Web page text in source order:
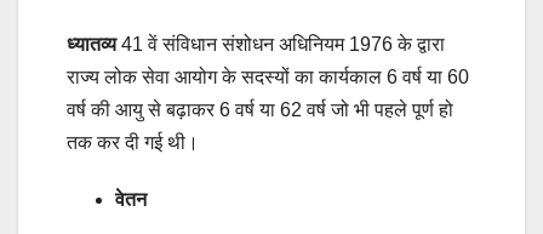
ध्यातव्य41 वें संविधान संशोधन अधिनियम 1976 के द्वारा
राज्य लोक सेवा आयोग के सदस्यों का कार्यकाल 6 वर्ष या 60
वर्ष की आयु से बढ़ाकर 6 वर्ष या 62 वर्ष जो भी पहले पूर्ण हो
तक कर दी गई थी।
वेतन